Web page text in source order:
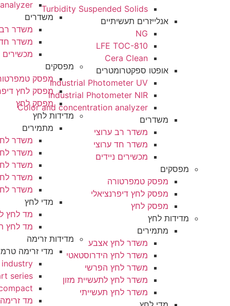
Turbidity Suspended Solids
אנלייזרים תעשיתיים
LFE TOC-810
אופטו ספקטרומטרים
Industrial Photometer UV
Industrial Photometer NIR
Color and concentration analyzer
משדר רב ערוצי
משדר חד ערוצי
מכשירים ניידים
מפסק טמפרטורה
מפסק לחץ דיפרנציאלי
משדר לחץ אצבע
משדר לחץ הידרוסטאטי
משדר לחץ הפרשי
משדר לחץ לתעשיית מזון
משדר לחץ תעשייתי
analyzer
משדרים
משדר רב ערוצי
משדר חד ערוצי
מכשירים ניידים
מפסקים
מפסק טמפרטורה
מפסק לחץ דיפרנציאלי
מפסק לחץ
מתמירים
משדר לחץ אצבע
משדר לחץ הידרוסטאטי
משדר לחץ הפרשי
משדר לחץ לתעשיית מזון
משדר לחץ תעשייתי
מד לחץ לתעשיית דלקים
מד לחץ תעשייתי
מדידות זרימה
מדי זרימה טרמיים
Red Y industry
red-y smart series
red-y compact
מד זרימה סידרה PRISM